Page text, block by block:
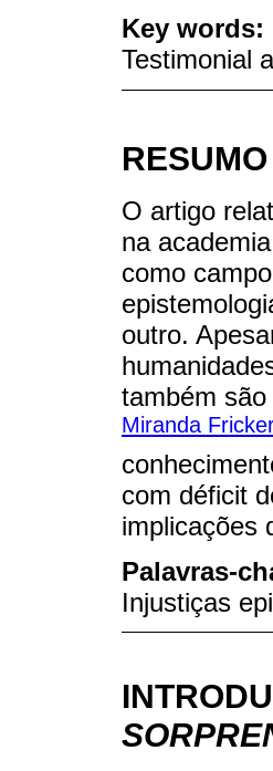
Key words:
Testimonial
RESUMO
O artigo
na
como
outro.
também
Miranda
com déficit
implicações
Palavras-
Injustiças